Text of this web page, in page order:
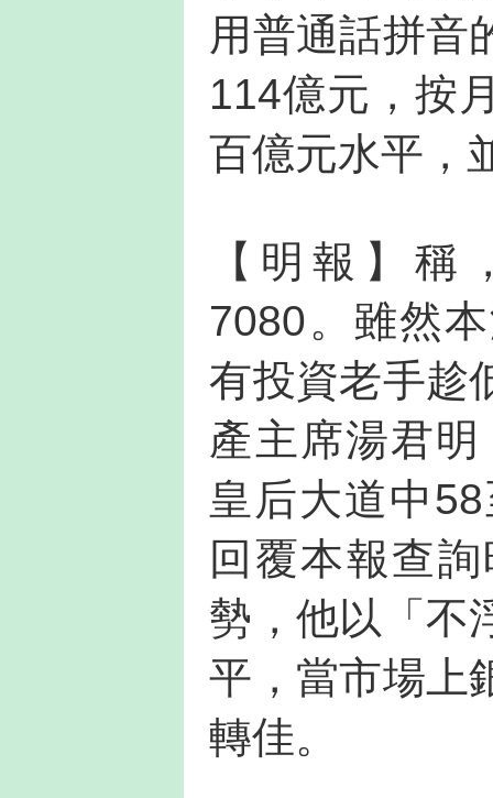
用普通話拼音
114億元，按
百億元水平，
【明報】
7080。雖然
有投資老手趁
產主席湯君
皇后大道中
回覆本報查
勢，他以「不
平，當市場上
轉佳。